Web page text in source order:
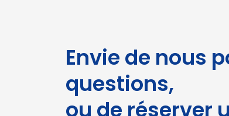
Envie de nous
questions,
ou de réserver
Oh bonjour
Ravi de vous rencontrer.
Inscrivez vous pour recevoir toutes